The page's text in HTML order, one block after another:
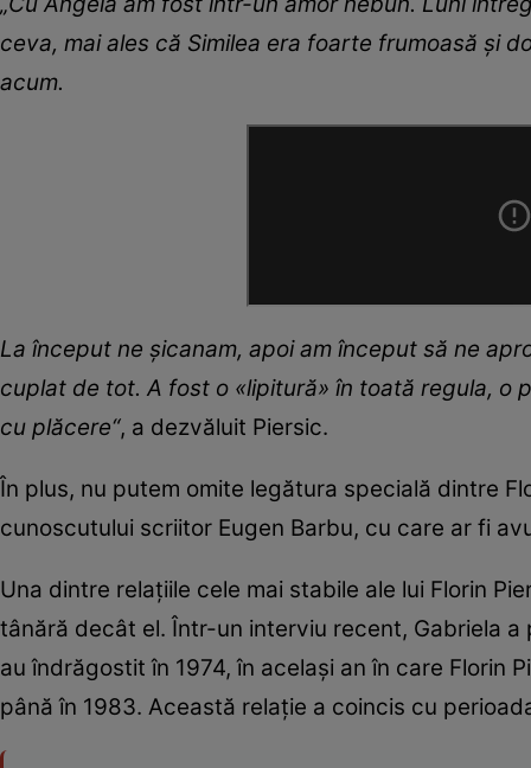
ceva, mai ales că Similea era foarte frumoasă și
acum.
La început ne șicanam, apoi am început să ne
cuplat de tot. A fost o «lipitură» în toată regula, o
cu plăcere“, a dezvăluit Piersic.
În plus, nu putem omite legătura specială dintre
cunoscutului scriitor Eugen Barbu, cu care ar fi
Una dintre relațiile cele mai stabile ale lui Florin
tânără decât el. Într-un interviu recent, Gabriela
au îndrăgostit în 1974, în același an în care Florin
până în 1983. Această relație a coincis cu